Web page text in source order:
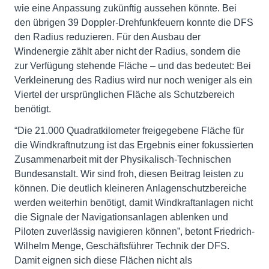
wie eine Anpassung zukünftig aussehen könnte. Bei
den übrigen 39 Doppler-Drehfunkfeuern konnte die DFS
den Radius reduzieren. Für den Ausbau der
Windenergie zählt aber nicht der Radius, sondern die
zur Verfügung stehende Fläche – und das bedeutet: Bei
Verkleinerung des Radius wird nur noch weniger als ein
Viertel der ursprünglichen Fläche als Schutzbereich
benötigt.
“Die 21.000 Quadratkilometer freigegebene Fläche für
die Windkraftnutzung ist das Ergebnis einer fokussierten
Zusammenarbeit mit der Physikalisch-Technischen
Bundesanstalt. Wir sind froh, diesen Beitrag leisten zu
können. Die deutlich kleineren Anlagenschutzbereiche
werden weiterhin benötigt, damit Windkraftanlagen nicht
die Signale der Navigationsanlagen ablenken und
Piloten zuverlässig navigieren können”, betont Friedrich-
Wilhelm Menge, Geschäftsführer Technik der DFS.
Damit eignen sich diese Flächen nicht als